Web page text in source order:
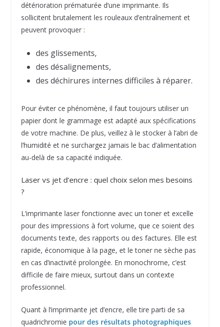
détérioration prématurée d’une imprimante. Ils
sollicitent brutalement les rouleaux d’entraînement et
peuvent provoquer :
des glissements,
des désalignements,
des déchirures internes difficiles à réparer.
Pour éviter ce phénomène, il faut toujours utiliser un
papier dont le grammage est adapté aux spécifications
de votre machine. De plus, veillez à le stocker à l’abri de
l’humidité et ne surchargez jamais le bac d’alimentation
au-delà de sa capacité indiquée.
Laser vs jet d’encre : quel choix selon mes besoins
?
L’imprimante laser fonctionne avec un toner et excelle
pour des impressions à fort volume, que ce soient des
documents texte, des rapports ou des factures. Elle est
rapide, économique à la page, et le toner ne sèche pas
en cas d’inactivité prolongée. En monochrome, c’est
difficile de faire mieux, surtout dans un contexte
professionnel.
Quant à l’imprimante jet d’encre, elle tire parti de sa
quadrichromie pour des résultats photographiques